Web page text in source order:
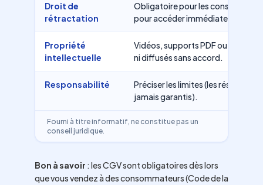
Droit de
rétractation
Obligatoire pour les
pour accéder immédiatement au
Propriété
intellectuelle
Vidéos, supports PDF ou
ni diffusés sans accord.
Responsabilité
Préciser les limites (les résultats
jamais garantis).
Fourni à titre informatif, ne constitue pas un
conseil juridique.
Bon à savoir : les CGV sont obligatoires dès lors
que vous vendez à des consommateurs (Code de la